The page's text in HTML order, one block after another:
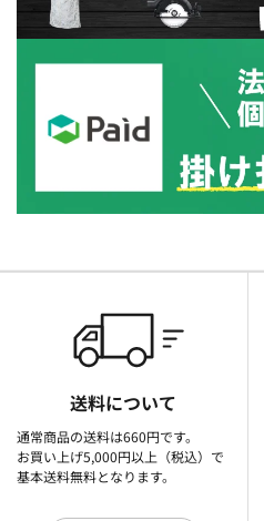
送料について
通常商品の送料は660円です。
お買い上げ5,000円以上（税込）で
基本送料無料となります。